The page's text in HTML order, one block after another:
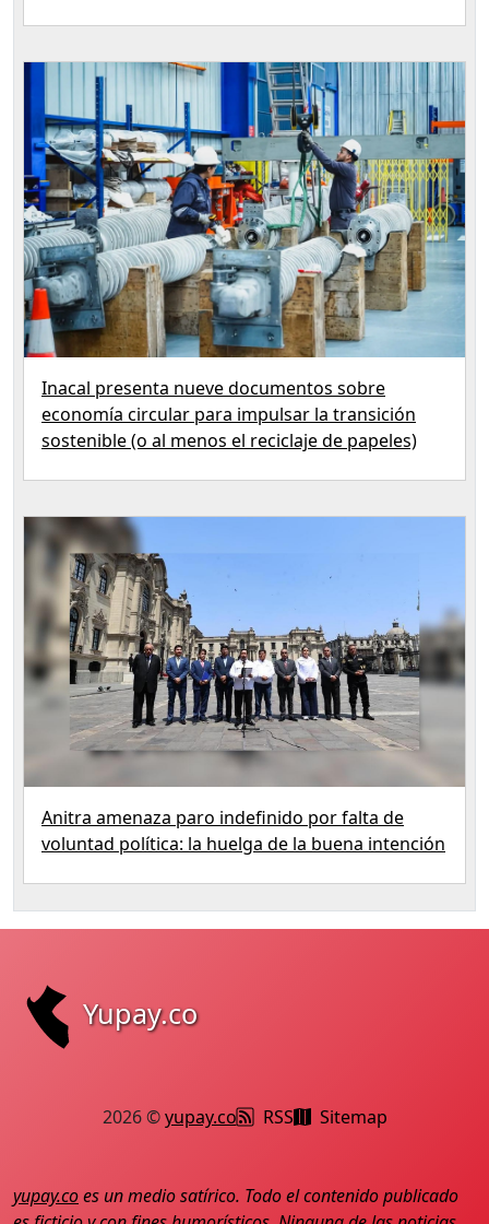
Inacal presenta nueve documentos sobre
economía circular para impulsar la transición
sostenible (o al menos el reciclaje de papeles)
Anitra amenaza paro indefinido por falta de
voluntad política: la huelga de la buena intención
Yupay.co
2026 ©yupay.co RSS Sitemap
yupay.coes un medio satírico. Todo el contenido publicado